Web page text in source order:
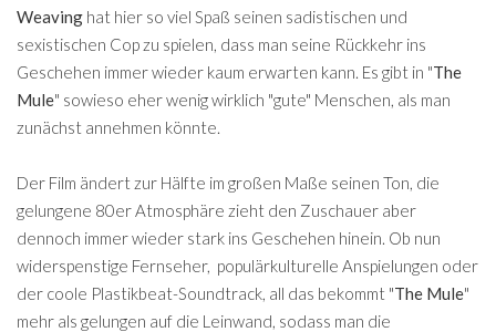
Weaving hat hier so viel Spaß seinen sadistischen und
sexistischen Cop zu spielen, dass man seine Rückkehr ins
Geschehen immer wieder kaum erwarten kann. Es gibt in "The
Mule" sowieso eher wenig wirklich "gute" Menschen, als man
zunächst annehmen könnte.
Der Film ändert zur Hälfte im großen Maße seinen Ton, die
gelungene 80er Atmosphäre zieht den Zuschauer aber
dennoch immer wieder stark ins Geschehen hinein. Ob nun
widerspenstige Fernseher, populärkulturelle Anspielungen oder
der coole Plastikbeat-Soundtrack, all das bekommt "The Mule"
mehr als gelungen auf die Leinwand, sodass man die